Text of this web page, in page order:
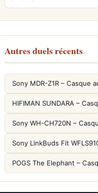
Autres duels récents